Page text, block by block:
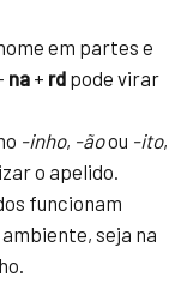
em partes e
na + rd pode virar
-inho, -ãoou -ito,
o apelido.
funcionam
seja na